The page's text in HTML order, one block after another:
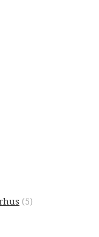
(5)